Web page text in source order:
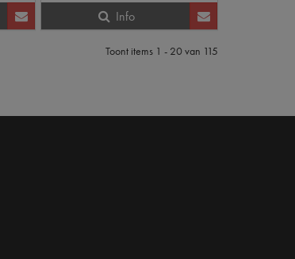
Info
Toont items 1 - 20van 115